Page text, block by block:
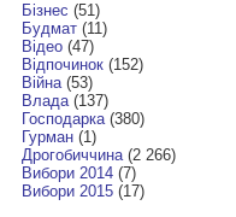
Бізнес (51)
Будмат(11)
Відео(47)
Відпочинок(152)
Війна(53)
Влада(137)
Господарка(380)
Гурман(1)
Дрогобиччина(2 266)
Вибори 2014(7)
Вибори 2015(17)